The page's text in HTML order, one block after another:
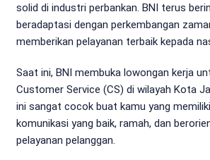
solid di industri perbankan. BNI terus
beradaptasi dengan perkembangan
memberikan pelayanan terbaik kepada
Saat ini, BNI membuka lowongan kerja
Customer Service (CS) di wilayah Kota
ini sangat cocok buat kamu yang
komunikasi yang baik, ramah, dan
pelayanan pelanggan.